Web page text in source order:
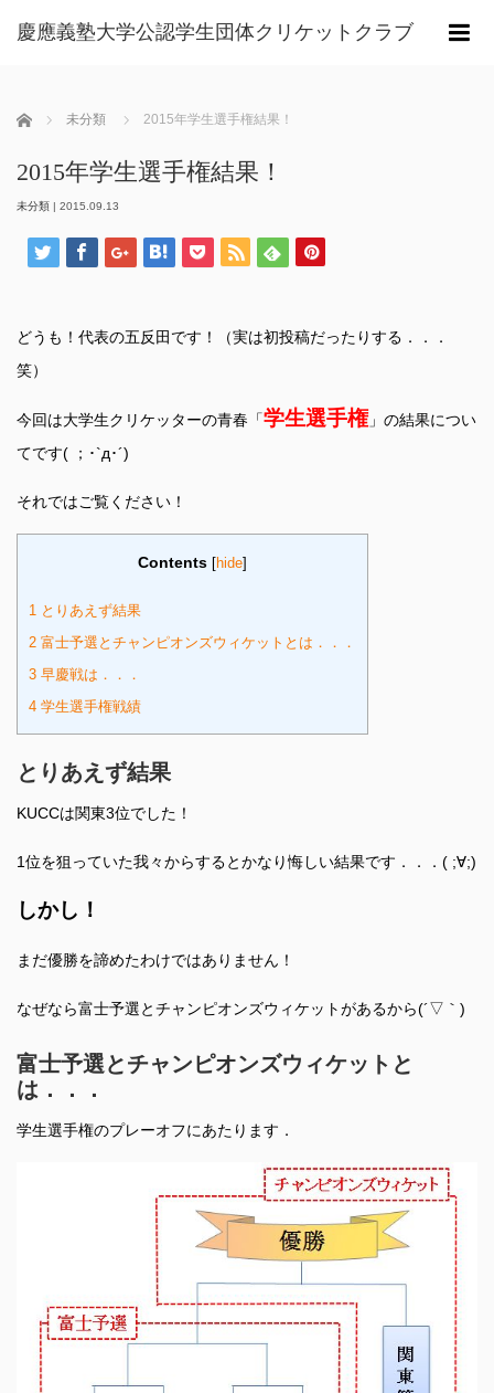
慶應義塾大学公認学生団体クリケットクラブ
ホーム 未分類 2015年学生選手権結果！
2015年学生選手権結果！
未分類 | 2015.09.13
どうも！代表の五反田です！（実は初投稿だったりする．．．
笑）
今回は大学生クリケッターの青春「学生選手権」 の結果につい
てです( ；･`д･´)
それではご覧ください！
Contents [hide]
1 とりあえず結果
2 富士予選とチャンピオンズウィケットとは．．．
3 早慶戦は．．．
4 学生選手権戦績
とりあえず結果
KUCCは関東3位でした！
1位を狙っていた我々からするとかなり悔しい結果です．．．( ;∀;)
しかし！
まだ優勝を諦めたわけではありません！
なぜなら富士予選とチャンピオンズウィケットがあるから(´▽｀)
富士予選とチャンピオンズウィケットと
は．．．
学生選手権のプレーオフにあたります．